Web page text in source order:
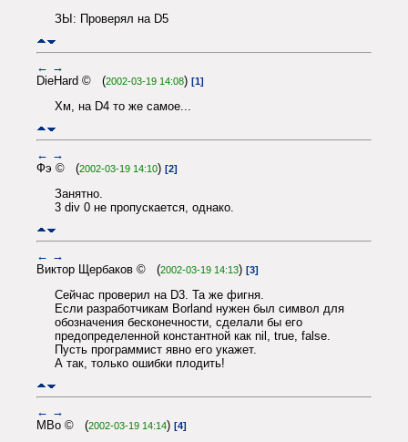
ЗЫ: Проверял на D5
← →
DieHard © (2002-03-19 14:08) [1]
Хм, на D4 то же самое...
← →
Фэ © (2002-03-19 14:10) [2]
Занятно.
3 div 0 не пропускается, однако.
← →
Виктор Щербаков © (2002-03-19 14:13) [3]
Сейчас проверил на D3. Та же фигня.
Если разработчикам Borland нужен был символ для
обозначения бесконечности, сделали бы его
предопределенной константной как nil, true, false.
Пусть программист явно его укажет.
А так, только ошибки плодить!
← →
MBo © (2002-03-19 14:14) [4]